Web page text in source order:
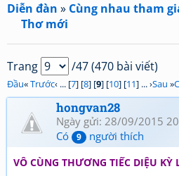
Diễn đàn » Cùng nhau tham
Thơ mới
Trang /47 (470 bài viết)
Đầu«Trước‹ ... [7] [8] [9] [10] [11] ... ›Sau »
hongvan28
Ngày gửi: 28/09/2015
Có
9 người thích
VÔ CÙNG THƯƠNG TIẾC DIỆU KỲ